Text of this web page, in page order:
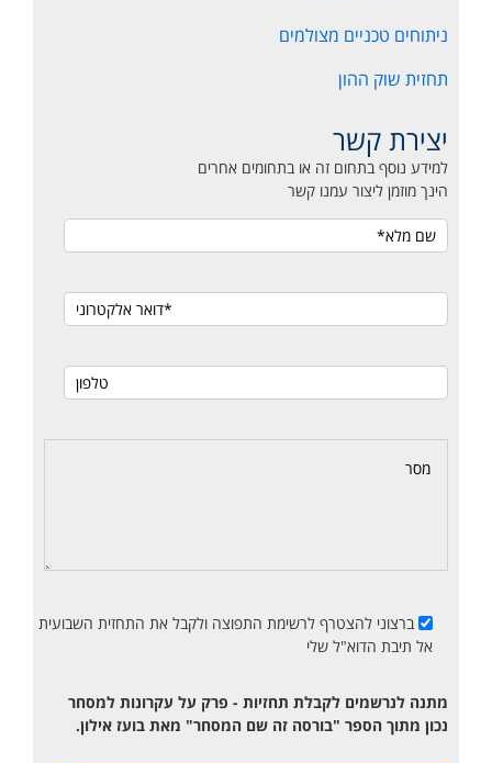
ניתוחים טכניים מצולמים
תחזית שוק ההון
יצירת קשר
למידע נוסף בתחום זה או בתחומים אחרים
הינך מוזמן ליצור עמנו קשר
ברצוני להצטרף לרשימת התפוצה ולקבל את התחזית השבועית
אל תיבת הדוא"ל שלי
מתנה לנרשמים לקבלת תחזיות - פרק על עקרונות למסחר
נכון מתוך הספר "בורסה זה שם המסחר" מאת בועז אילון.